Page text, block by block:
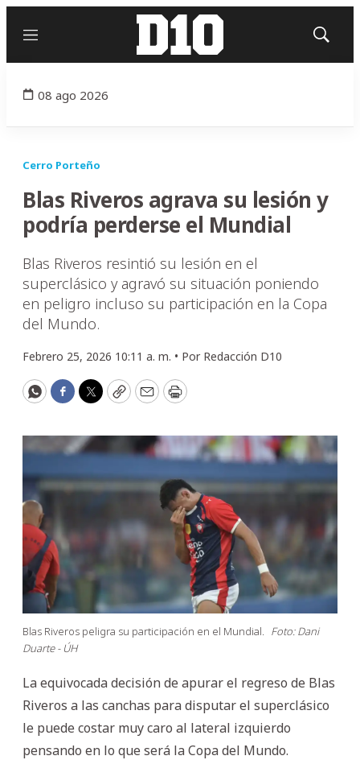
Menú
Mostrar
08 ago 2026
Cerro Porteño
Blas Riveros agrava su lesión y
podría perderse el Mundial
Blas Riveros resintió su lesión en el
superclásico y agravó su situación poniendo
en peligro incluso su participación en la Copa
del Mundo.
Febrero 25, 2026 10:11 a. m. • Por Redacción D10
WhatsApp
Facebook
Twitter
CopyEmailPrint
Blas Riveros peligra su participación en el Mundial. Foto: Dani
Duarte - ÚH
La equivocada decisión de apurar el regreso de Blas
Riveros a las canchas para disputar el superclásico
le puede costar muy caro al lateral izquierdo
pensando en lo que será la Copa del Mundo.